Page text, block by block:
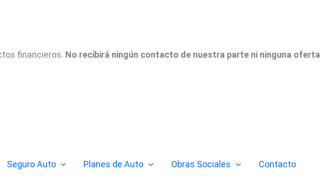
financieros. No recibirá ningún contacto de nuestra parte ni ninguna oferta
Seguro Auto Planes de Auto Obras Sociales Contacto